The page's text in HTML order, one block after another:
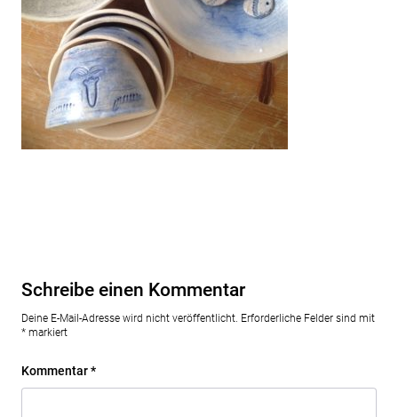
Schreibe einen Kommentar
Deine E-Mail-Adresse wird nicht veröffentlicht. Erforderliche Felder sind mit
* markiert
Kommentar*